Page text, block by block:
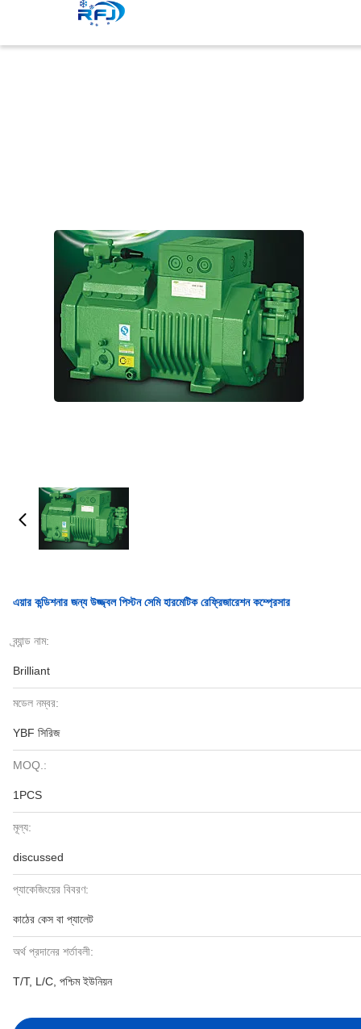
এয়ার কন্ডিশনার জন্য উজ্জ্বল পিস্টন সেমি হারমেটিক রেফ্রিজারেশন কম্প্রেসার
ব্র্যান্ড নাম:
Brilliant
মডেল নম্বর:
YBF সিরিজ
MOQ.:
1PCS
মূল্য:
discussed
প্যাকেজিংয়ের বিবরণ:
কাঠের কেস বা প্যালেট
অর্থ প্রদানের শর্তাবলী:
T/T, L/C, পশ্চিম ইউনিয়ন